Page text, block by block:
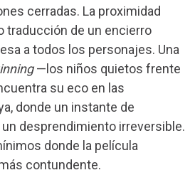
cerradas. La proximidad
traducción de un encierro
a todos los personajes. Una
—los niños quietos frente
su eco en las
donde un instante de
desprendimiento irreversible.
donde la película
contundente.